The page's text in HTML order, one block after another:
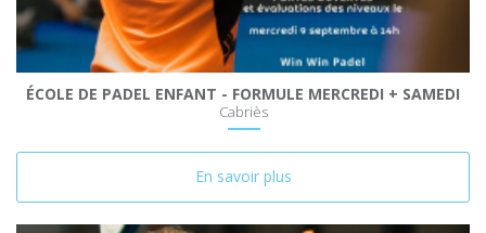
ÉCOLE DE PADEL ENFANT - FORMULE MERCREDI + SAMEDI
Cabriès
En savoir plus